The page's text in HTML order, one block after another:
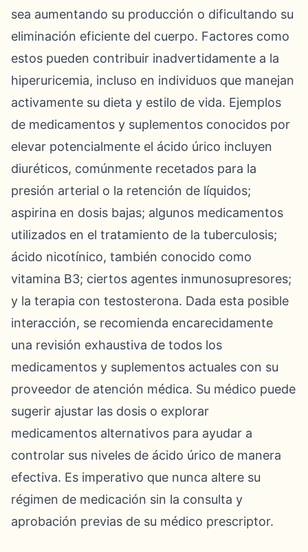
sea aumentando su producción o dificultando su
eliminación eficiente del cuerpo. Factores como
estos pueden contribuir inadvertidamente a la
hiperuricemia, incluso en individuos que manejan
activamente su dieta y estilo de vida. Ejemplos
de medicamentos y suplementos conocidos por
elevar potencialmente el ácido úrico incluyen
diuréticos, comúnmente recetados para la
presión arterial o la retención de líquidos;
aspirina en dosis bajas; algunos medicamentos
utilizados en el tratamiento de la tuberculosis;
ácido nicotínico, también conocido como
vitamina B3; ciertos agentes inmunosupresores;
y la terapia con testosterona. Dada esta posible
interacción, se recomienda encarecidamente
una revisión exhaustiva de todos los
medicamentos y suplementos actuales con su
proveedor de atención médica. Su médico puede
sugerir ajustar las dosis o explorar
medicamentos alternativos para ayudar a
controlar sus niveles de ácido úrico de manera
efectiva. Es imperativo que nunca altere su
régimen de medicación sin la consulta y
aprobación previas de su médico prescriptor.